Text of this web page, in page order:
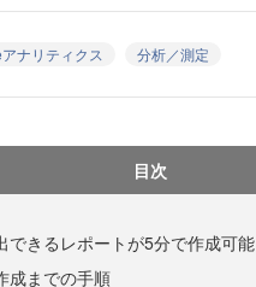
ナリティクス 分析／測定
目次
できるレポートが5分で作成可能
成までの手順